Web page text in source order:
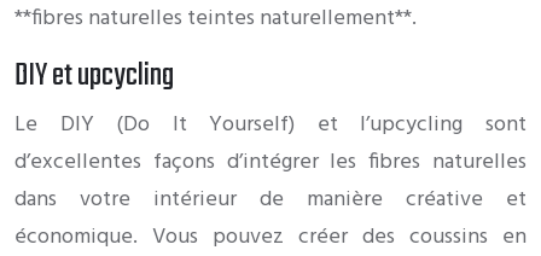
**fibres naturelles teintes naturellement**.
DIY et upcycling
Le DIY (Do It Yourself) et l’upcycling sont
d’excellentes façons d’intégrer les fibres naturelles
dans votre intérieur de manière créative et
économique. Vous pouvez créer des coussins en